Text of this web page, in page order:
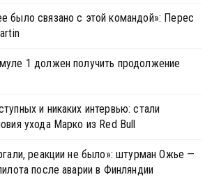
было связано с этой командой»: Перес
1 должен получить продолжение
и никаких интервью: стали
ухода Марко из Red Bull
реакции не было»: штурман Ожье —
после аварии в Финляндии